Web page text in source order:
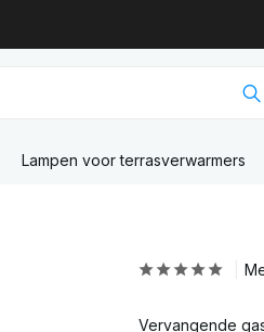
Lampen voor terrasverwarmers
Vervangende